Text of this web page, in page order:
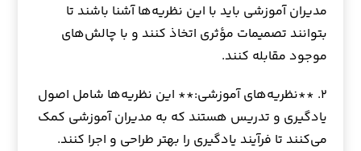
مدیران آموزشی باید با این نظریه‌ها آشنا باشند تا
بتوانند تصمیمات مؤثری اتخاذ کنند و با چالش‌های
موجود مقابله کنند.
۲. **نظریه‌های آموزشی:** این نظریه‌ها شامل اصول
یادگیری و تدریس هستند که به مدیران آموزشی کمک
می‌کنند تا فرآیند یادگیری را بهتر طراحی و اجرا کنند.